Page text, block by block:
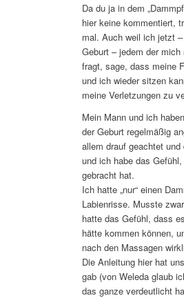
Da du ja in dem
hier keine kommentiert,
mal. Auch weil ich jetzt
Geburt – jedem der
fragt, sage, dass meine
und ich wieder sitzen
meine Verletzungen zu
Mein Mann und ich
der Geburt regelmäßig
allem drauf geachtet
und ich habe das
gebracht hat.
Ich hatte „nur“ einen
Labienrisse. Musste
hatte das Gefühl, dass
hätte kommen können,
nach den Massagen
Die Anleitung hier hat
gab (von Weleda glaub
das ganze verdeutlicht